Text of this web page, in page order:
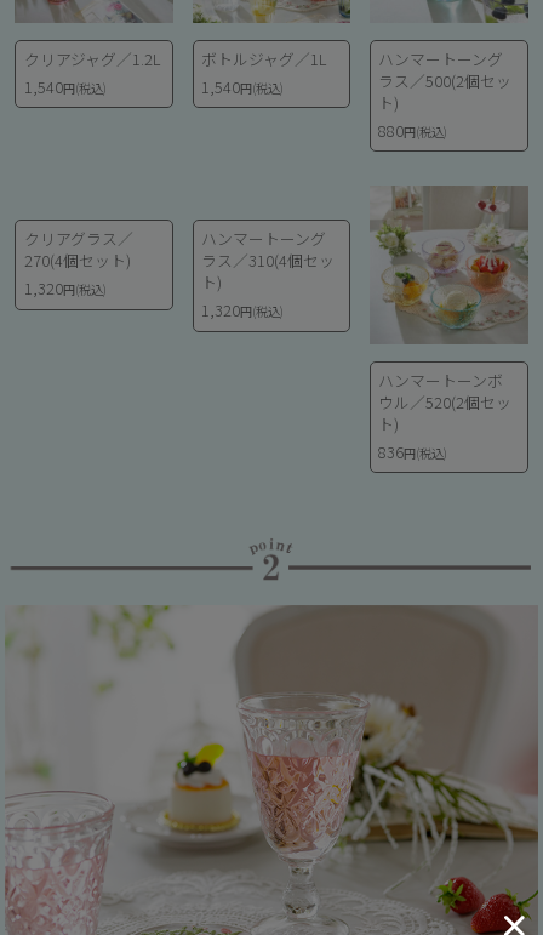
クリアジャグ／1.2L
1,540円(税込)
ボトルジャグ／1L
1,540円(税込)
ハンマートーング
ラス／500(2個セッ
ト)
880円(税込)
クリアグラス／
270(4個セット)
1,320円(税込)
ハンマートーング
ラス／310(4個セッ
ト)
1,320円(税込)
ハンマートーンボ
ウル／520(2個セッ
ト)
836円(税込)